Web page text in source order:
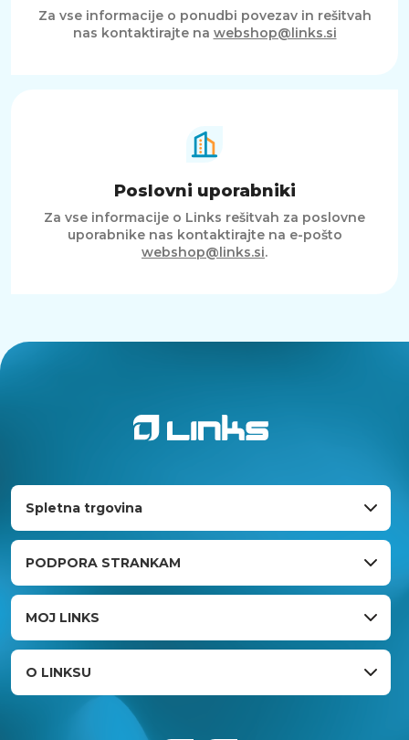
Za vse informacije o ponudbi povezav in rešitvah
nas kontaktirajte na webshop@links.si
Poslovni uporabniki
Za vse informacije o Links rešitvah za poslovne
uporabnike nas kontaktirajte na e-pošto
webshop@links.si.
Spletna trgovina
PODPORA STRANKAM
MOJ LINKS
O LINKSU